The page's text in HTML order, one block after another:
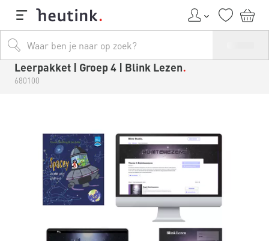
Leerpakket | Groep 4 | Blink Lezen
680100